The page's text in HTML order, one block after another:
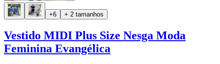
+6 + 2 tamanhos
Vestido MIDI Plus Size Nesga Moda
Feminina Evangélica